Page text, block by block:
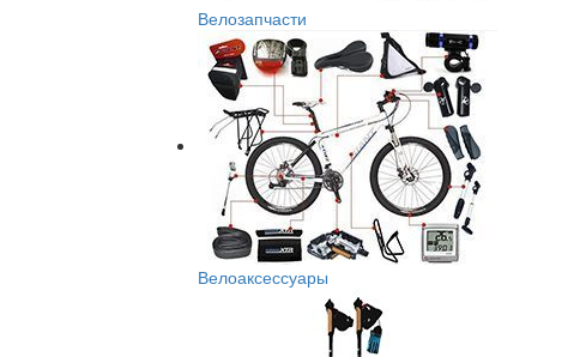
Велозапчасти
Велоаксессуары